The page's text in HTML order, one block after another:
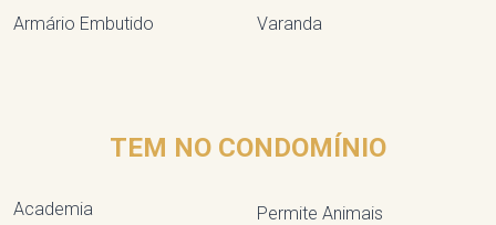
Armário Embutido
Varanda
TEM NO CONDOMÍNIO
Academia
Permite Animais